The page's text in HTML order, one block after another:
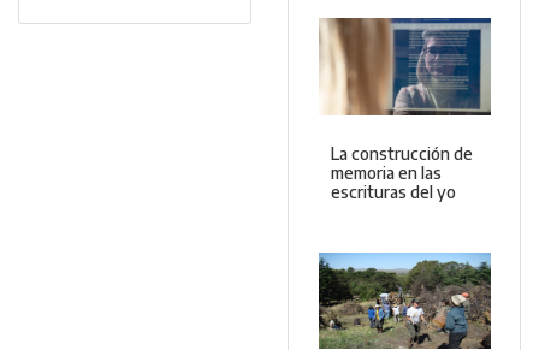
La construcción de
memoria en las
escrituras del yo